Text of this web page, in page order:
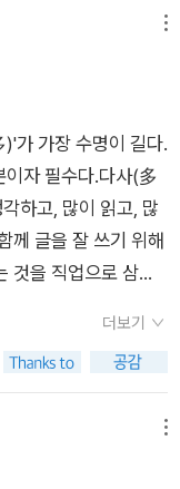
다. 오늘도 원고 몇
‘절박한’ 하루를 마
솔직하고 담대한 고
되찾는 것이다.” 무
제고, 어디에서고, 어
롯이 나만의 방식으
사람에 대한 이야
자들을 대상으로 강
웹진, 페이스북 등
로 쓰는 일일 것이
쓰여질 수밖에 없
는 사람일 테다. 그
가로 가야 하고, 어
? 그런 작가는 볼썽
시 쓰려고 하면 힘든
다 라고 말한다.작가
의 몫이기에 작가는
장르의 글이든 쉽게
정이 있어야 다양한
의 영양분이 되어 우
다. 글을 쓴
서나, 무엇이든 무작
의미를 잘 모르고 살
를 읽어 보며 다시
하다고 생각한다.나
는 외로움을 느끼겠
사람을 대한다면 사
가 가장 수명이 길다.
자 필수다.다사(多
하고, 많이 읽고, 많
께 글을 잘 쓰기 위해
것을 직업으로 삼는
부분 인정할 것이다.
없이 지금까지 글을
글은 글쓰기의 모범
실린 것으로 알고 있
더보기